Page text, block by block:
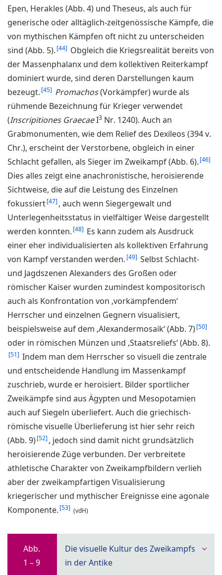
Epen, Herakles (Abb. 4) und Theseus, als auch für
generische oder alltäglich-zeitgenössische Kämpfe, die
von mythischen Kämpfen oft nicht zu unterscheiden
sind (Abb. 5). 44
Obgleich die Kriegsrealität bereits von
der Massenphalanx und dem kollektiven Reiterkampf
dominiert wurde, sind deren Darstellungen kaum
bezeugt. 45 Promachos(Vorkämpfer) wurde als
rühmende Bezeichnung für Krieger verwendet
(Inscripitiones GraecaeI3 Nr. 1240). Auch an
Grabmonumenten, wie dem Relief des Dexileos (394 v.
Chr.), erscheint der Verstorbene, obgleich in einer
Schlacht gefallen, als Sieger im Zweikampf (Abb. 6). 46
Dies alles zeigt eine anachronistische, heroisierende
Sichtweise, die auf die Leistung des Einzelnen
fokussiert 47 , auch wenn Siegergewalt und
Unterlegenheitsstatus in vielfältiger Weise dargestellt
werden konnten. 48
Es kann zudem als Ausdruck
einer eher individualisierten als kollektiven Erfahrung
von Kampf verstanden werden. 49 Selbst Schlacht-
und Jagdszenen Alexanders des Großen oder
römischer Kaiser wurden zumindest kompositorisch
auch als Konfrontation von ‚vorkämpfendem‘
Herrscher und einzelnen Gegnern visualisiert,
beispielsweise auf dem ‚Alexandermosaik‘ (Abb. 7) 50
oder in römischen Münzen und ‚Staatsreliefs‘ (Abb. 8).
51
Indem man dem Herrscher so visuell die zentrale
und entscheidende Handlung im Massenkampf
zuschrieb, wurde er heroisiert. Bilder sportlicher
Zweikämpfe sind aus Ägypten und Mesopotamien
auch auf Siegeln überliefert. Auch die griechisch-
römische visuelle Überlieferung ist hier sehr reich
(Abb. 9) 52 , jedoch sind damit nicht grundsätzlich
heroisierende Züge verbunden. Der verbreitete
athletische Charakter von Zweikampfbildern verlieh
aber der zweikampfartigen Visualisierung
kriegerischer und mythischer Ereignisse eine agonale
Komponente. 53 (vdH)
Abb.
1 – 9
Die visuelle Kultur des Zweikampfs
in der Antike